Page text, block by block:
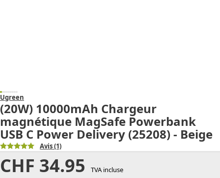
Ugreen
(20W) 10000mAh Chargeur
magnétique MagSafe Powerbank
USB C Power Delivery (25208) - Beige
Avis(1)
CHF 34.95 TVA incluse